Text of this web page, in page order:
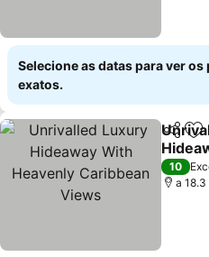
Selecione as datas para ver os
exatos.
Ver
10
a